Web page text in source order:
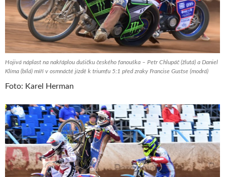
Hojivá náplast na nakřáplou dušičku českého fanouška – Petr Chlupáč (žlutá) a Daniel
Klíma (bílá) míří v osmnácté jízdě k triumfu 5:1 před zraky Francise Gustse (modrá)
Foto: Karel Herman